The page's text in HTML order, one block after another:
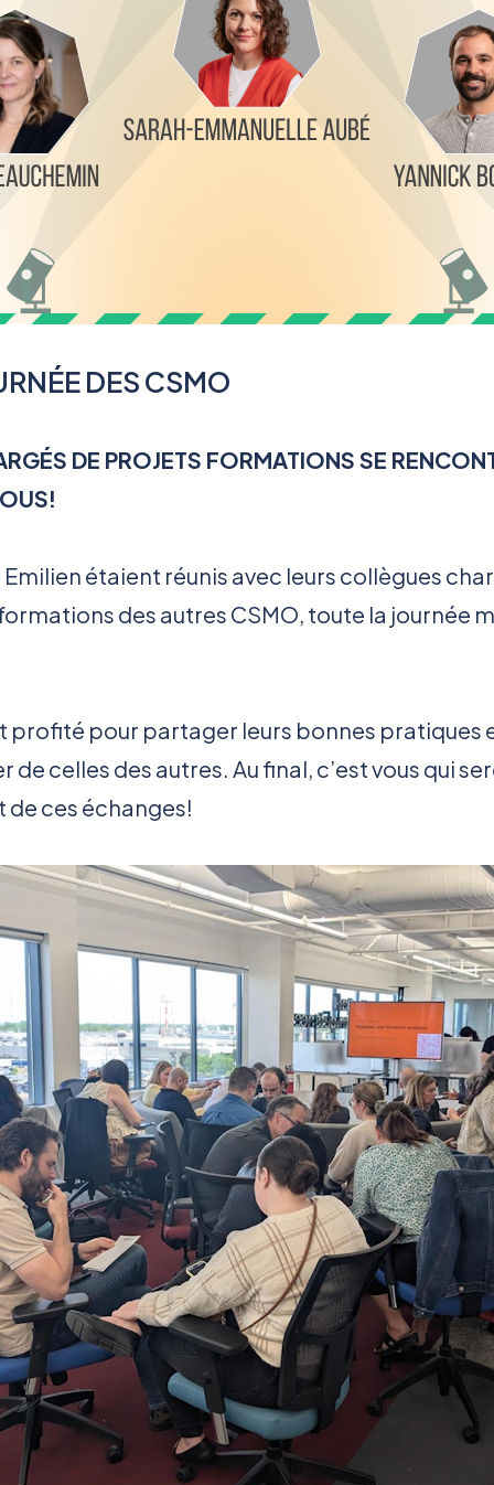
DES CSMO
DE PROJETS FORMATIONS SE
Emilien étaient réunis avec leurs collègues
des autres CSMO, toute la journée
profité pour partager leurs bonnes pratiques
de celles des autres. Au final, c’est vous qui
de ces échanges!